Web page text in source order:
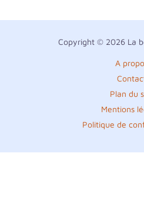
Copyright © 2026 La
A
Plan du
Mentions
Politique de